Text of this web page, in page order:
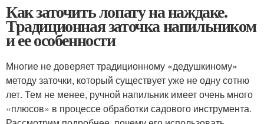
Как заточить лопату на наждаке.
Традиционная заточка напильником
и ее особенности
Многие не доверяет традиционному «дедушкиному»
методу заточки, который существует уже не одну сотню
лет. Тем не менее, ручной напильник имеет очень много
«плюсов» в процессе обработки садового инструмента.